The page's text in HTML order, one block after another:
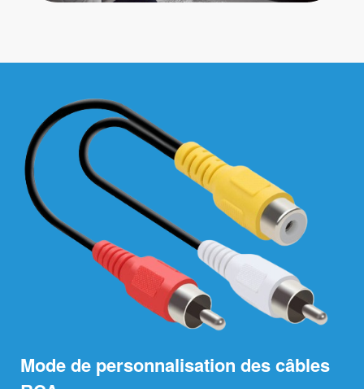
Mode de personnalisation des câbles